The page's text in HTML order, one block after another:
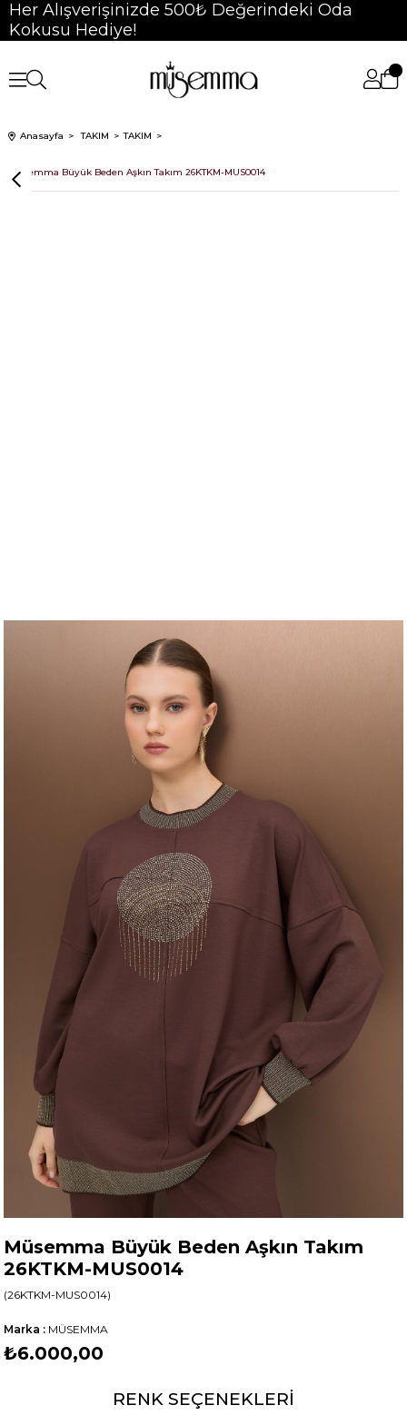
Her Alışverişinizde 500₺ Değerindeki Oda
Kokusu Hediye!
Anasayfa TAKIM TAKIM
Müsemma Büyük Beden Aşkın Takım 26KTKM-MUS0014
Müsemma Büyük Beden Aşkın Takım
26KTKM-MUS0014
(26KTKM-MUS0014)
Marka : MÜSEMMA
₺6.000,00
RENK SEÇENEKLERI